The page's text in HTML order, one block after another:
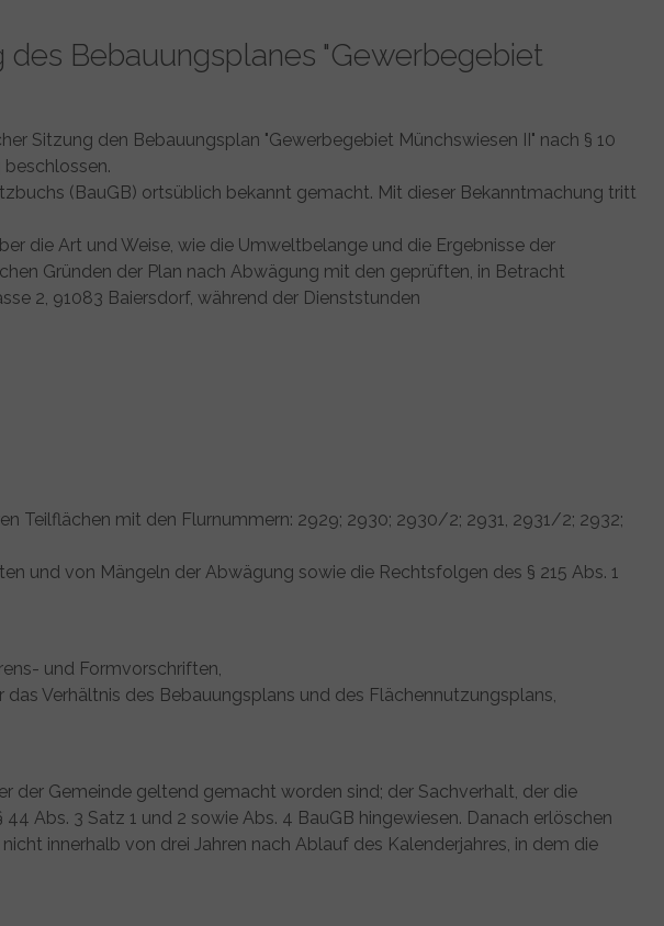
Bebauungsplanes "Gewerbegebiet
Sitzung den Bebauungsplan "Gewerbegebiet Münchswiesen II" nach § 10
(BauGB) ortsüblich bekannt gemacht. Mit dieser Bekanntmachung tritt
die Art und Weise, wie die Umweltbelange und die Ergebnisse der
Gründen der Plan nach Abwägung mit den geprüften, in Betracht
2, 91083 Baiersdorf, während der Dienststunden
Teilflächen mit den Flurnummern: 2929; 2930; 2930/2; 2931, 2931/2; 2932;
und von Mängeln der Abwägung sowie die Rechtsfolgen des § 215 Abs. 1
und Formvorschriften,
Verhältnis des Bebauungsplans und des Flächennutzungsplans,
der Gemeinde geltend gemacht worden sind; der Sachverhalt, der die
Abs. 3 Satz 1 und 2 sowie Abs. 4 BauGB hingewiesen. Danach erlöschen
innerhalb von drei Jahren nach Ablauf des Kalenderjahres, in dem die